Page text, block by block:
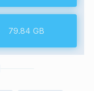
79.84 GB